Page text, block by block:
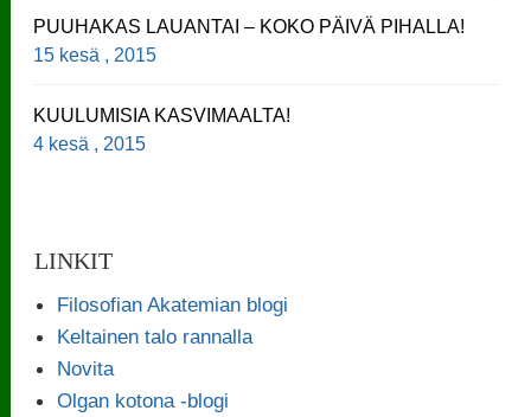
PUUHAKAS LAUANTAI – KOKO PÄIVÄ PIHALLA!
15 kesä , 2015
KUULUMISIA KASVIMAALTA!
4 kesä , 2015
LINKIT
Filosofian Akatemian blogi
Keltainen talo rannalla
Novita
Olgan kotona -blogi